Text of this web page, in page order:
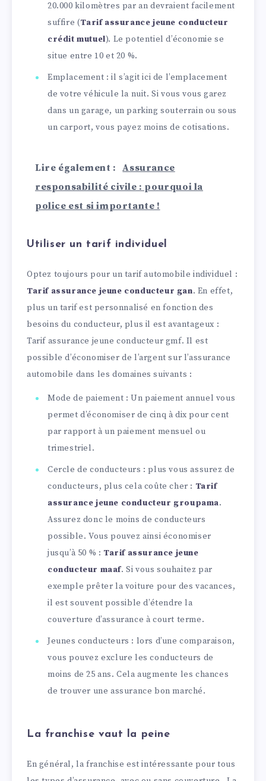
20.000 kilomètres par an devraient facilement
suffire (Tarif assurance jeune conducteur
crédit mutuel). Le potentiel d’économie se
situe entre 10 et 20 %.
Emplacement : il s’agit ici de l’emplacement
de votre véhicule la nuit. Si vous vous garez
dans un garage, un parking souterrain ou sous
un carport, vous payez moins de cotisations.
Lire également :
Assurance
responsabilité civile : pourquoi la
police est si importante !
Utiliser un tarif individuel
Optez toujours pour un tarif automobile individuel :
Tarif assurance jeune conducteur gan. En effet,
plus un tarif est personnalisé en fonction des
besoins du conducteur, plus il est avantageux :
Tarif assurance jeune conducteur gmf. Il est
possible d’économiser de l’argent sur l’assurance
automobile dans les domaines suivants :
Mode de paiement : Un paiement annuel vous
permet d’économiser de cinq à dix pour cent
par rapport à un paiement mensuel ou
trimestriel.
Cercle de conducteurs : plus vous assurez de
conducteurs, plus cela coûte cher : Tarif
assurance jeune conducteur groupama.
Assurez donc le moins de conducteurs
possible. Vous pouvez ainsi économiser
jusqu’à 50 % : Tarif assurance jeune
conducteur maaf. Si vous souhaitez par
exemple prêter la voiture pour des vacances,
il est souvent possible d’étendre la
couverture d’assurance à court terme.
Jeunes conducteurs : lors d’une comparaison,
vous pouvez exclure les conducteurs de
moins de 25 ans. Cela augmente les chances
de trouver une assurance bon marché.
La franchise vaut la peine
En général, la franchise est intéressante pour tous